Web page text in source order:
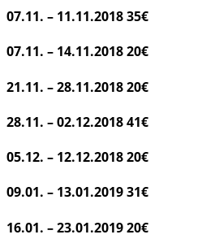
07.11. – 11.11.201835€
07.11. – 14.11.201820€
21.11. – 28.11.201820€
28.11. – 02.12.201841€
05.12. – 12.12.201820€
09.01. – 13.01.201931€
16.01. – 23.01.201920€